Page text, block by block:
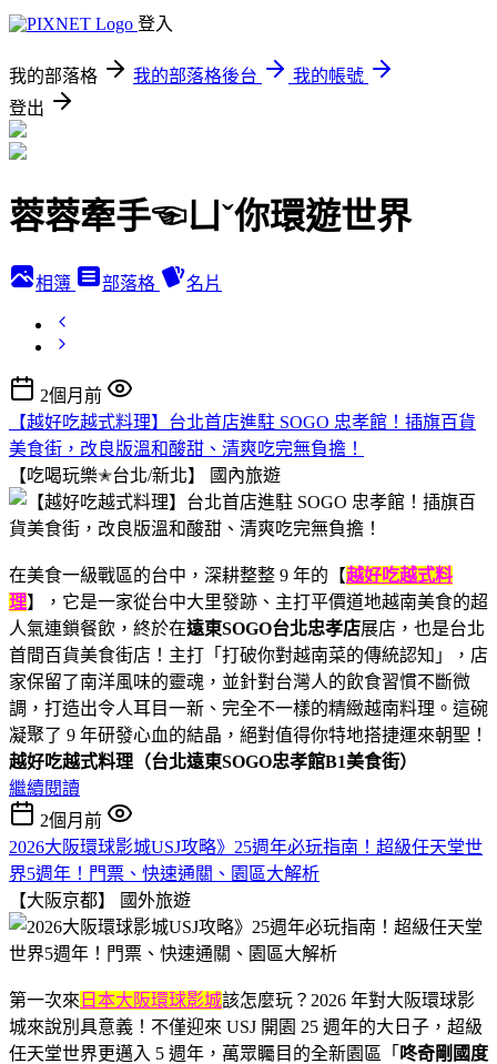
登入
我的部落格 我的部落格後台
我的帳號
登出
蓉蓉牽手☜ㄩˇ你環遊世界
相簿 部落格 名片
2個月前
【越好吃越式料理】台北首店進駐 SOGO 忠孝館！插旗百貨
美食街，改良版溫和酸甜、清爽吃完無負擔！
【吃喝玩樂✭台北/新北】
國內旅遊
在美食一級戰區的台中，深耕整整 9 年的【越好吃越式料
理】，它是一家從台中大里發跡、主打平價道地越南美食的超
人氣連鎖餐飲，終於在遠東SOGO台北忠孝店展店，也是台北
首間百貨美食街店！主打「打破你對越南菜的傳統認知」，店
家保留了南洋風味的靈魂，並針對台灣人的飲食習慣不斷微
調，打造出令人耳目一新、完全不一樣的精緻越南料理。這碗
凝聚了 9 年研發心血的結晶，絕對值得你特地搭捷運來朝聖！
越好吃越式料理（台北遠東SOGO忠孝館B1美食街）
繼續閱讀
2個月前
2026大阪環球影城USJ攻略》25週年必玩指南！超級任天堂世
界5週年！門票、快速通關、園區大解析
【大阪京都】
國外旅遊
第一次來 日本大阪環球影城該怎麼玩？2026 年對大阪環球影
城來說別具意義！不僅迎來 USJ 開園 25 週年的大日子，超級
任天堂世界更邁入 5 週年，萬眾矚目的全新園區「 咚奇剛國度